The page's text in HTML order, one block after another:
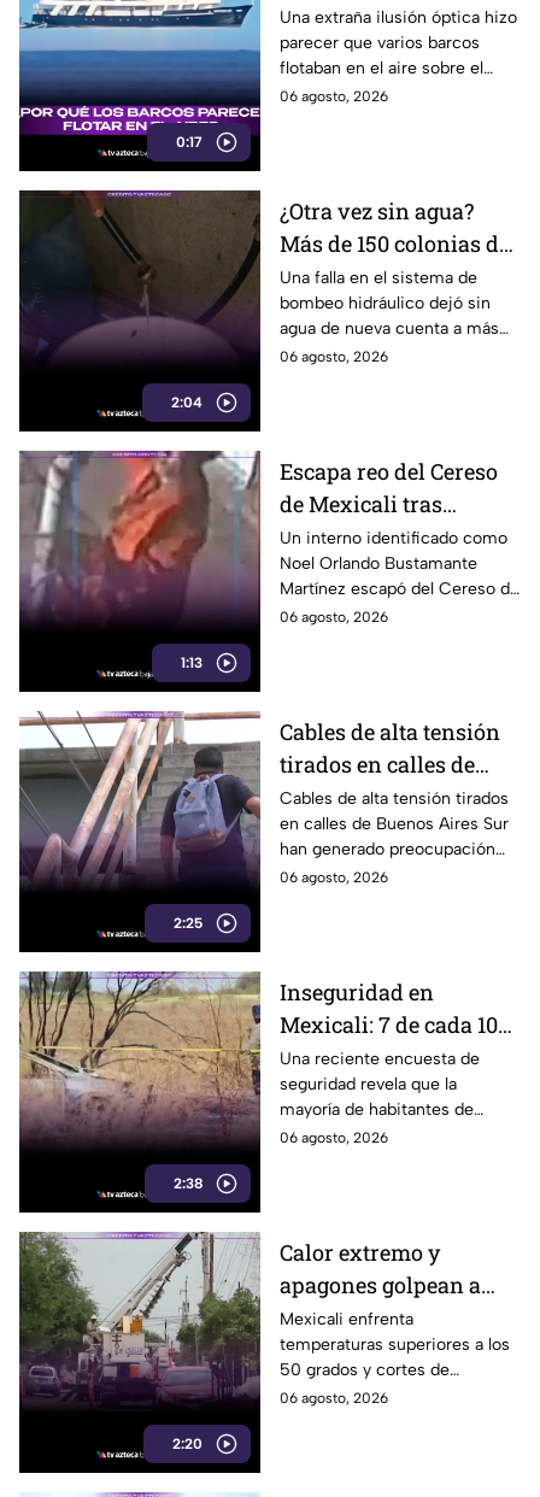
0:17
que sorprendió a
usuarios en redes
sociales
Una extraña ilusión óptica hizo
parecer que varios barcos
flotaban en el aire sobre el
mar, pero el fenómeno fue
06 agosto, 2026
2:04
¿Otra vez sin agua?
Más de 150 colonias de
Tijuana enfrentan
cortes por falla de
CESPT
Una falla en el sistema de
bombeo hidráulico dejó sin
agua de nueva cuenta a más
de 150 colonias de Tijuana,
06 agosto, 2026
1:13
Escapa reo del Cereso
de Mexicali tras
audiencia inicial; fue
localizado horas
después
Un interno identificado como
Noel Orlando Bustamante
Martínez escapó del Cereso de
Mexicali tras una audiencia
06 agosto, 2026
2:25
Cables de alta tensión
tirados en calles de
Buenos Aires Sur
representan un riesgo
para peatones en
Tijuana
Cables de alta tensión tirados
en calles de Buenos Aires Sur
han generado preocupación
entre vecinos, luego de que un
06 agosto, 2026
2:38
Inseguridad en
Mexicali: 7 de cada 10
habitantes sienten
temor de vivir en la
capital cachanilla
Una reciente encuesta de
seguridad revela que la
mayoría de habitantes de
Mexicali mantiene una
06 agosto, 2026
2:20
Calor extremo y
apagones golpean a
Mexicali; cachanillas
enfrentan riesgos por
falta de electricidad
Mexicali enfrenta
temperaturas superiores a los
50 grados y cortes de
electricidad que generan
06 agosto, 2026